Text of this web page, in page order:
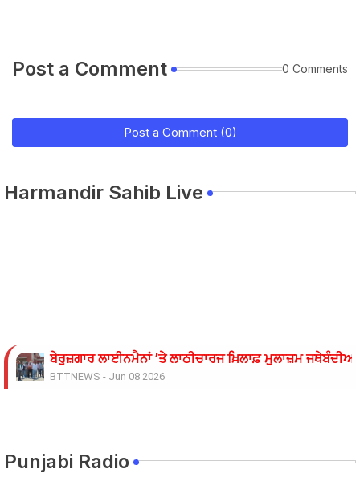
Post a Comment 0 Comments
Post a Comment (0)
Harmandir Sahib Live
ਬੇਰੁਜ਼ਗਾਰ ਲਾਈਨਮੈਨਾਂ ’ਤੇ ਲਾਠੀਚਾਰਜ ਖ਼ਿਲਾਫ਼ ਮੁਲਾਜ਼ਮ
BTTNEWS - Jun 08 2026
ਸਿੱਖਿਆ ਮੰਤਰੀ ਅਤੇ ਸਿੱਖਿਆ ਸਕੱਤਰ ਵੱਲੋਂ ਮੀਟਿੰਗ ਦਾ ਸਮਾਂ ਵਾਰ-
Punjabi Radio